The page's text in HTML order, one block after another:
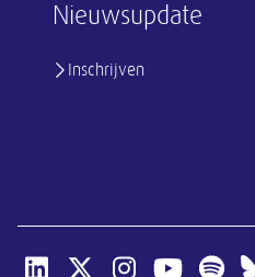
Nieuwsupdate
Inschrijven
Open linkedin van SER
Open x-twitter van SER
Open instagram
Open Open